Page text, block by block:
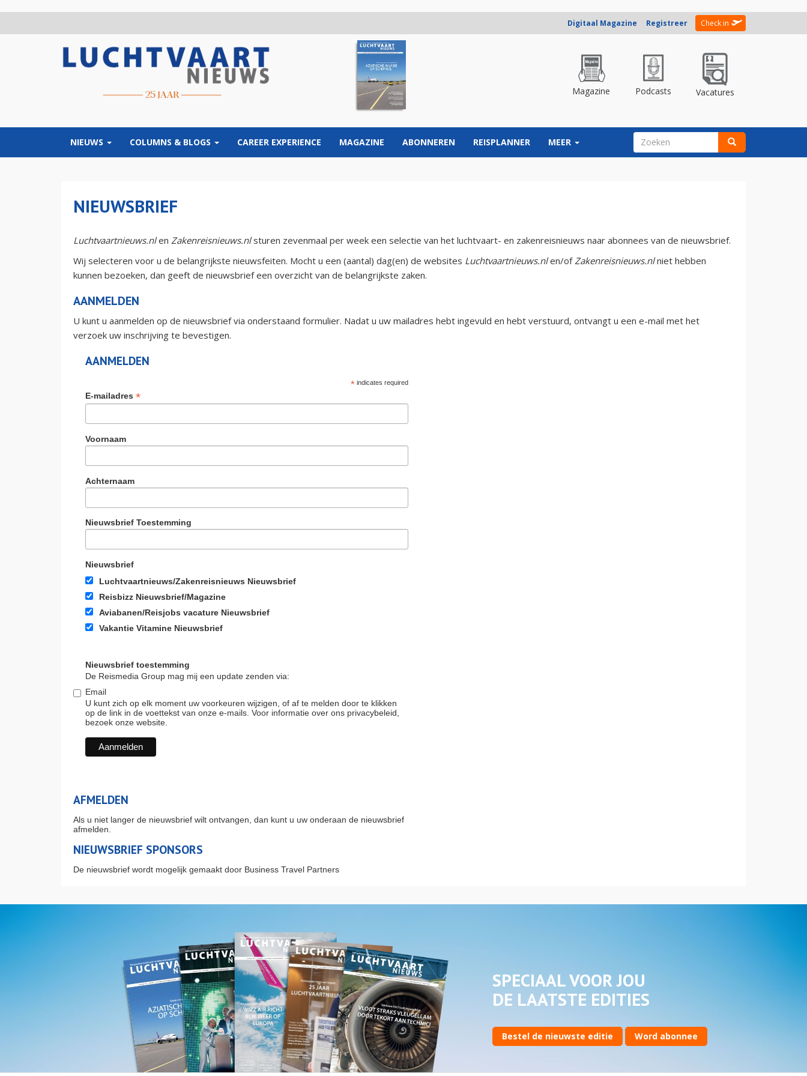
Digitaal Magazine Registreer Check in
Magazine Podcasts Vacatures
NIEUWS COLUMNS & BLOGS CAREER EXPERIENCE MAGAZINE ABONNEREN REISPLANNER MEER ZOEKVELD
NIEUWSBRIEF
Luchtvaartnieuws.nlen Zakenreisnieuws.nlsturen zevenmaal per week een selectie van het luchtvaart- en zakenreisnieuws naar abonnees van de nieuwsbrief.
Wij selecteren voor u de belangrijkste nieuwsfeiten. Mocht u een (aantal) dag(en) de websites Luchtvaartnieuws.nlen/ofZakenreisnieuws.nlniet hebben
kunnen bezoeken, dan geeft de nieuwsbrief een overzicht van de belangrijkste zaken.
AANMELDEN
U kunt u aanmelden op de nieuwsbrief via onderstaand formulier. Nadat u uw mailadres hebt ingevuld en hebt verstuurd, ontvangt u een e-mail met het
verzoek uw inschrijving te bevestigen.
AANMELDEN
*indicates required
E-mailadres *
Voornaam
Achternaam
Nieuwsbrief Toestemming
Nieuwsbrief
Luchtvaartnieuws/Zakenreisnieuws Nieuwsbrief
Reisbizz Nieuwsbrief/Magazine
Aviabanen/Reisjobs vacature Nieuwsbrief
Vakantie Vitamine Nieuwsbrief
Nieuwsbrief toestemming
De Reismedia Group mag mij een update zenden via:
Email
U kunt zich op elk moment uw voorkeuren wijzigen, of af te melden door te klikken
op de link in de voettekst van onze e-mails. Voor informatie over ons privacybeleid,
bezoek onze website.
AFMELDEN
Als u niet langer de nieuwsbrief wilt ontvangen, dan kunt u uw onderaan de nieuwsbrief
afmelden.
NIEUWSBRIEF SPONSORS
De nieuwsbrief wordt mogelijk gemaakt door Business Travel Partners
SPECIAAL VOOR JOU
DE LAATSTE EDITIES
Bestel de nieuwste editie Word abonnee